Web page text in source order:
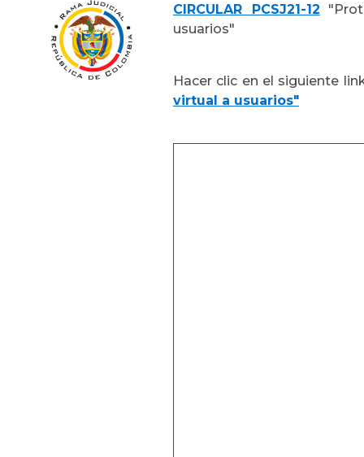
CIRCULAR PCSJ21-12
usuarios"
Hacer clic en el siguiente
virtual a usuarios"